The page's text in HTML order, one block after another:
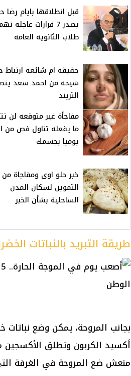
قبل انطلاقها بايام رضا
يصدر 7 قرارات عاجله
طلاب الثانويه العامه
حقيقه ام شائعه ارتباط
شيحه من احمد سعد
التريند
مفاجأة غير متوقعه لن
ما يفعله تناول فص من
يوميا بجسمك
خبر حلو اوى ومفاجاة من
التموين لسكان المدن
الساحلية بشأن الخبر
طريقة التبريد بالنباتات
بجانب المروحة، يمكن وضع
أكسيد الكربون وتطلق الأكسجين
منعش ضع المروحة في الغرفة